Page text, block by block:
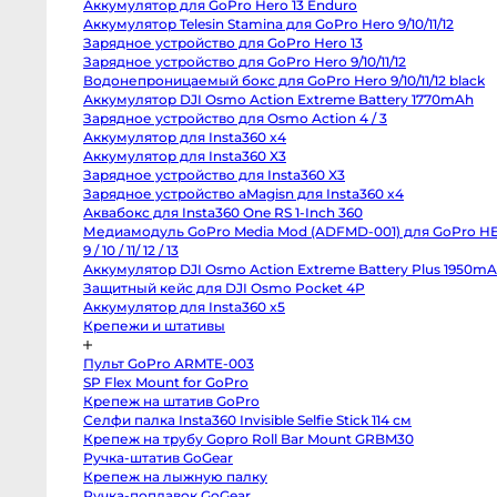
Body
Canon
80D
body
Nikon
D850
body
Nikon
D800
body
Nikon
D750
body
Nikon
D90
body
Профессиональные
видео
кинокамеры
RED
Komodo
6K
mark2
S35
Kinefinity
MAVO
mark2
LF
Nikon
ZR
Blackmagic
Cinema
Аккумулятор для GoPro Hero 13 Enduro
Аккумулятор Telesin Stamina для GoPro Hero 9/10/11/12
Зарядное устройство для GoPro Hero 13
Зарядное устройство для GoPro Hero 9/10/11/12
Водонепроницаемый бокс для GoPro Hero 9/10/11/12 black
Аккумулятор DJI Osmo Action Extreme Battery 1770mAh
Зарядное устройство для Osmo Action 4 / 3
Аккумулятор для Insta360 x4
Аккумулятор для Insta360 X3
Зарядное устройство для Insta360 X3
Зарядное устройство aMagisn для Insta360 x4
Аквабокс для Insta360 One RS 1-Inch 360
Медиамодуль GoPro Media Mod (ADFMD-001) для GoPro
9 / 10 / 11/ 12 / 13
Аккумулятор DJI Osmo Action Extreme Battery Plus
Защитный кейс для DJI Osmo Pocket 4P
Аккумулятор для Insta360 x5
Крепежи и штативы
Пульт GoPro ARMTE-003
SP Flex Mount for GoPro
Крепеж на штатив GoPro
Селфи палка Insta360 Invisible Selfie Stick 114 см
Крепеж на трубу Gopro Roll Bar Mount GRBM30
Ручка-штатив GoGear
Крепеж на лыжную палку